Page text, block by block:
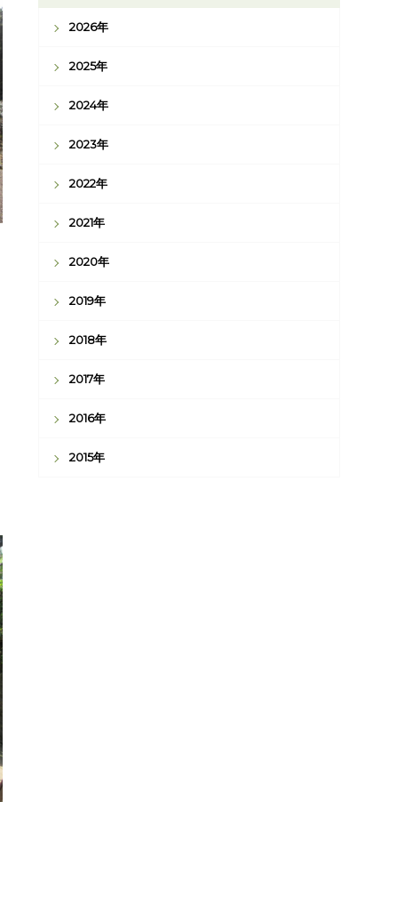
2026年
2025年
2024年
2023年
2022年
2021年
2020年
2019年
2018年
2017年
2016年
2015年